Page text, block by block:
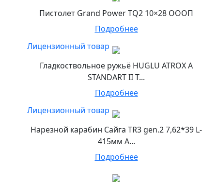
Пистолет Grand Power TQ2 10×28 ОООП
Подробнее
Лицензионный товар
Гладкоствольное ружьё HUGLU ATROX A
STANDART II T...
Подробнее
Лицензионный товар
Нарезной карабин Сайга TR3 gen.2 7,62*39 L-
415мм А...
Подробнее